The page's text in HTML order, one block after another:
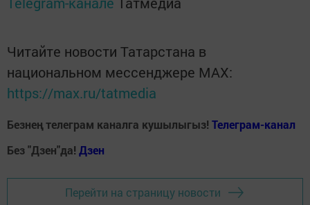
Читайте новости Татарстана в
национальном мессенджере MАХ:
https://max.ru/tatmedia
Безнең телеграм каналга кушылыгыз! Телеграм-канал
Без "Дзен"да! Дзен
Перейти на страницу новости